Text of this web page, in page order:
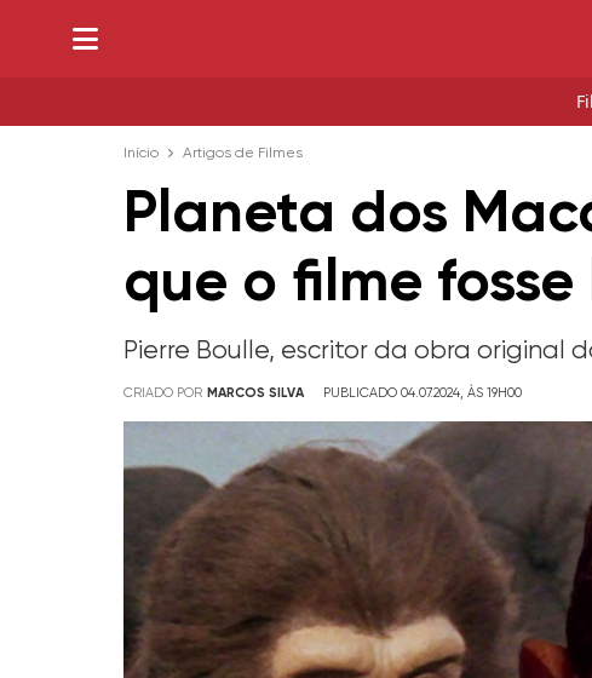
Início Artigos de Filmes
Planeta dos
que o filme
Pierre Boulle, escritor da obra original
CRIADO POR MARCOS SILVA PUBLICADO 04.07.2024, ÀS 19H00